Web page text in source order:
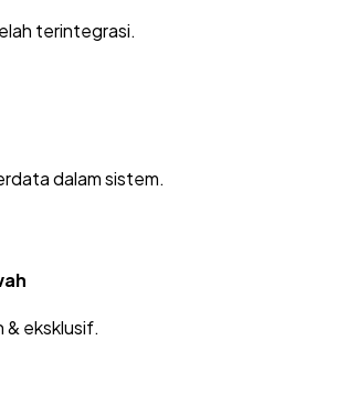
terintegrasi.
dalam sistem.
& eksklusif.